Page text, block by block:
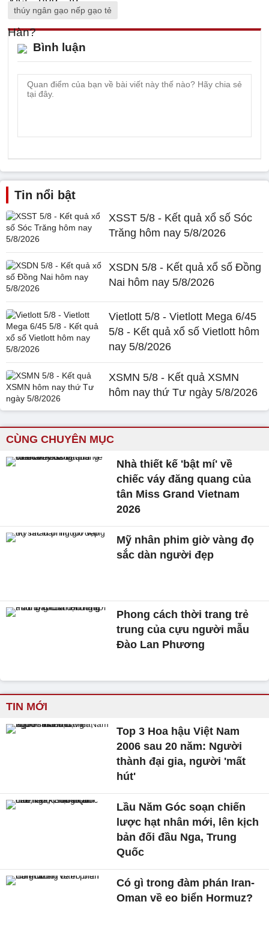
thúy ngân gạo nếp gạo tẻ
Bình luận
Tin nổi bật
XSST 5/8 - Kết quả xổ số Sóc
Trăng hôm nay 5/8/2026
XSDN 5/8 - Kết quả xổ số Đồng
Nai hôm nay 5/8/2026
Vietlott 5/8 - Vietlott Mega 6/45
5/8 - Kết quả xổ số Vietlott hôm
nay 5/8/2026
XSMN 5/8 - Kết quả XSMN
hôm nay thứ Tư ngày 5/8/2026
CÙNG CHUYÊN MỤC
Nhà thiết kế 'bật mí' về
chiếc váy đăng quang của
tân Miss Grand Vietnam
2026
Mỹ nhân phim giờ vàng đọ
sắc dàn người đẹp
Phong cách thời trang trẻ
trung của cựu người mẫu
Đào Lan Phương
TIN MỚI
Top 3 Hoa hậu Việt Nam
2006 sau 20 năm: Người
thành đại gia, người 'mất
hút'
Lầu Năm Góc soạn chiến
lược hạt nhân mới, lên kịch
bản đối đầu Nga, Trung
Quốc
Có gì trong đàm phán Iran-
Oman về eo biển Hormuz?